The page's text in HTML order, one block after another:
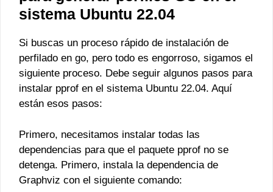
sistema Ubuntu 22.04
Si buscas un proceso rápido de instalación de
perfilado en go, pero todo es engorroso, sigamos el
siguiente proceso. Debe seguir algunos pasos para
instalar pprof en el sistema Ubuntu 22.04. Aquí
están esos pasos:
Primero, necesitamos instalar todas las
dependencias para que el paquete pprof no se
detenga. Primero, instala la dependencia de
Graphviz con el siguiente comando: